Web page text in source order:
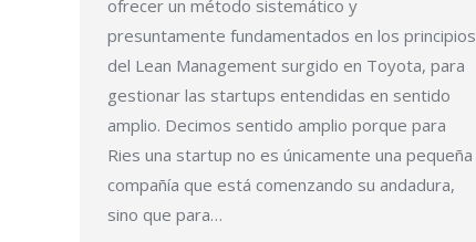
ofrecer un método sistemático y
presuntamente fundamentados en los principios
del Lean Management surgido en Toyota, para
gestionar las startups entendidas en sentido
amplio. Decimos sentido amplio porque para
Ries una startup no es únicamente una pequeña
compañía que está comenzando su andadura,
sino que para…